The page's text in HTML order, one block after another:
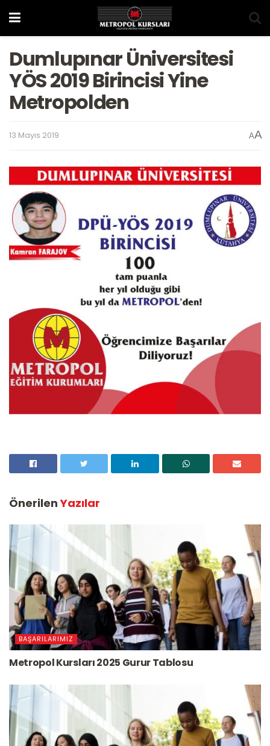
Dumlupınar Üniversitesi
YÖS 2019 Birincisi Yine
Metropolden
13 Mayıs 2019 AA
ÖnerilenYazılar
BAŞARILARIMIZ
Metropol Kursları 2025 Gurur Tablosu